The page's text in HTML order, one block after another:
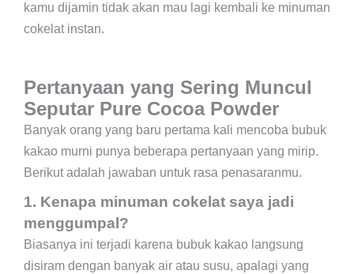
kamu dijamin tidak akan mau lagi kembali ke minuman
cokelat instan.
Pertanyaan yang Sering Muncul
Seputar Pure Cocoa Powder
Banyak orang yang baru pertama kali mencoba bubuk
kakao murni punya beberapa pertanyaan yang mirip.
Berikut adalah jawaban untuk rasa penasaranmu.
1. Kenapa minuman cokelat saya jadi
menggumpal?
Biasanya ini terjadi karena bubuk kakao langsung
disiram dengan banyak air atau susu, apalagi yang